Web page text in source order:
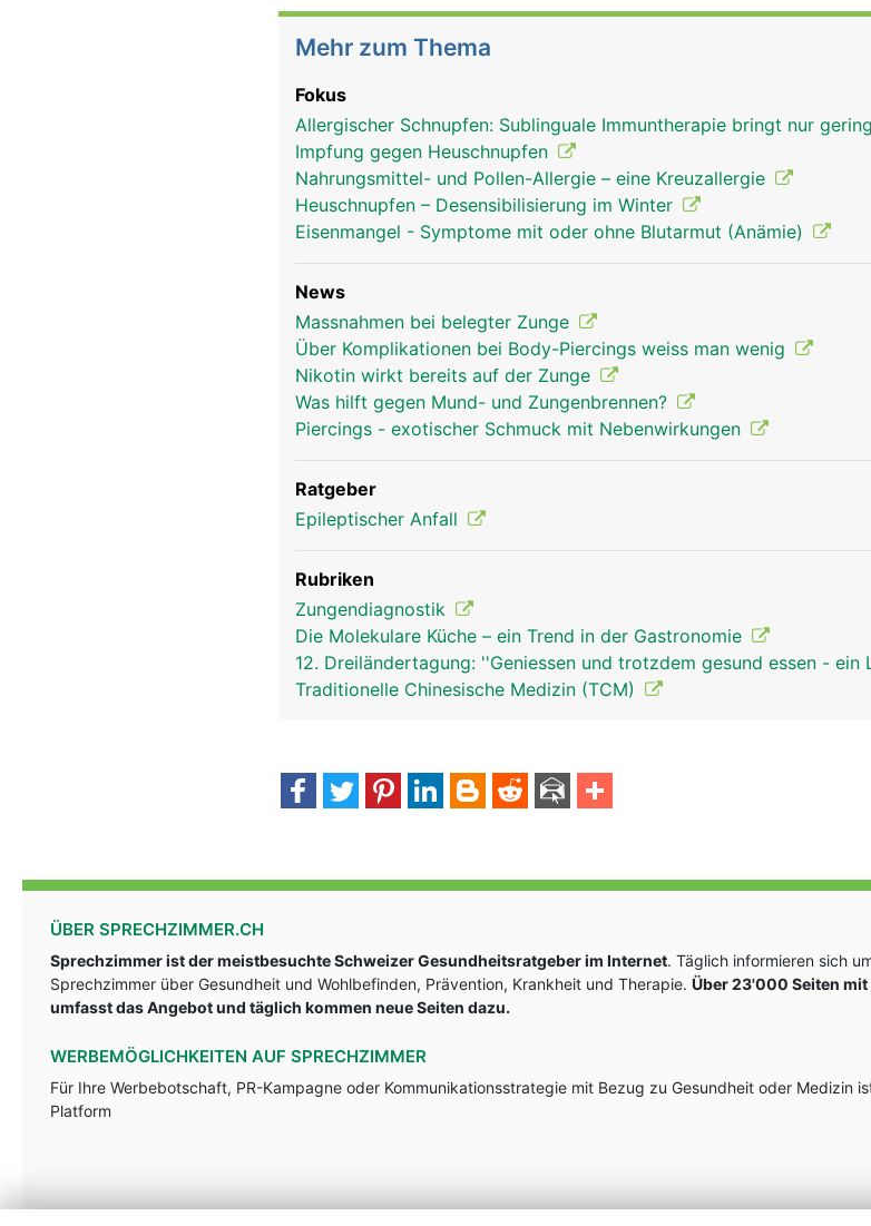
Mehr zum Thema
Fokus
Allergischer Schnupfen: Sublinguale Immuntherapie bringt nur
Impfung gegen Heuschnupfen
Nahrungsmittel- und Pollen-Allergie – eine Kreuzallergie
Heuschnupfen – Desensibilisierung im Winter
Eisenmangel - Symptome mit oder ohne Blutarmut (Anämie)
News
Massnahmen bei belegter Zunge
Über Komplikationen bei Body-Piercings weiss man wenig
Nikotin wirkt bereits auf der Zunge
Was hilft gegen Mund- und Zungenbrennen?
Piercings - exotischer Schmuck mit Nebenwirkungen
Ratgeber
Epileptischer Anfall
Rubriken
Zungendiagnostik
Die Molekulare Küche – ein Trend in der Gastronomie
12. Dreiländertagung: ''Geniessen und trotzdem gesund essen - ein
Traditionelle Chinesische Medizin (TCM)
ÜBER SPRECHZIMMER.CH
Sprechzimmer ist der meistbesuchte Schweizer Gesundheitsratgeber im Internet. Täglich informieren sich
Sprechzimmer über Gesundheit und Wohlbefinden, Prävention, Krankheit und Therapie. Über 23'000 Seiten
umfasst das Angebot und täglich kommen neue Seiten dazu.
WERBEMÖGLICHKEITEN AUF SPRECHZIMMER
Für Ihre Werbebotschaft, PR-Kampagne oder Kommunikationsstrategie mit Bezug zu Gesundheit oder Medizin
Platform